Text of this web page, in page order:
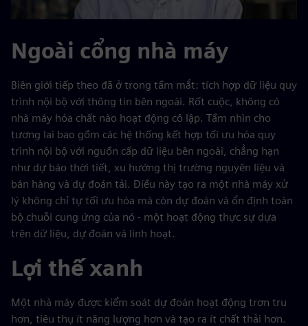
Ngoài cổng nhà máy
Biên giới tiếp theo đã ở trong tầm mắt: tích hợp dữ liệu quy
trình nội bộ với thông tin bên ngoài. Rốt cuộc, không có
nhà máy hóa chất nào hoạt động cô lập. Tầm nhìn cho
tương lai bao gồm các hệ thống kết hợp tối ưu hóa quy
trình nội bộ với nguồn cấp dữ liệu bên ngoài, chẳng hạn
như dự báo thời tiết, xu hướng thị trường nguyên liệu và
bán hàng và dự đoán tải. Điều này tạo ra một nhà máy xử
lý không chỉ tự tối ưu hóa mà còn dự đoán và ổn định toàn
bộ chuỗi cung ứng của nó - một hoạt động thực sự dựa
trên dữ liệu, dự đoán và linh hoạt.
Lợi thế xanh
Một nhà máy được kiểm soát dự đoán hoạt động trơn tru
hơn, tiêu thụ ít năng lượng hơn và tạo ra ít chất thải hơn.